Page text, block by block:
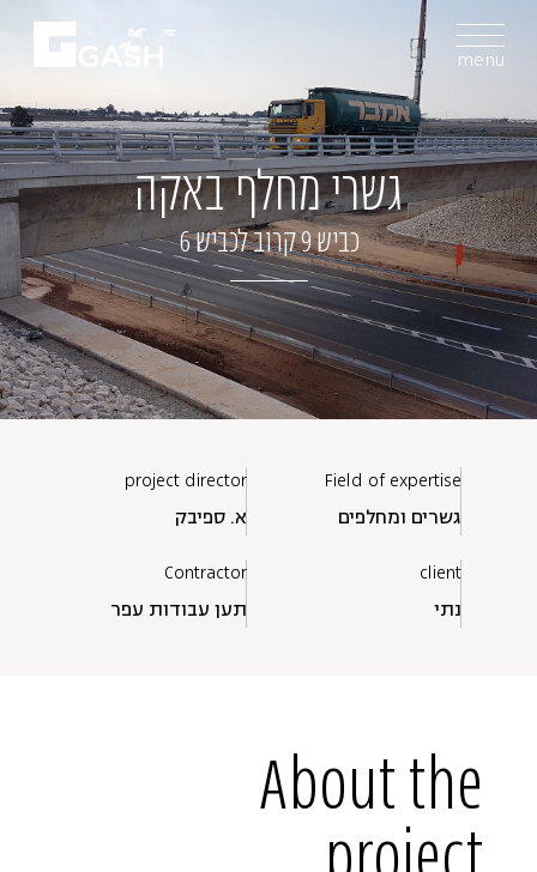
menu
גשרי מחלף באקה
כביש 9 קרוב לכביש 6
Field of expertise
גשרים ומחלפים
project director
א. ספיבק
client
נתי
Contractor
תען עבודות עפר
About the